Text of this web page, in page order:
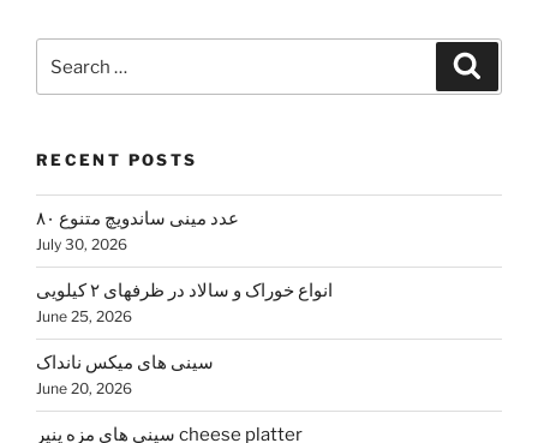
for:
RECENT POSTS
۸۰ عدد مینی ساندویچ متنوع
July 30, 2026
انواع خوراک و سالاد در ظرفهای ۲ کیلویی
June 25, 2026
سینی های میکس نانداک
June 20, 2026
سینی های مزه پنیر cheese platter